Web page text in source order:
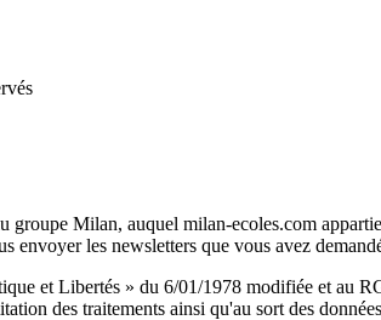
groupe Milan, auquel milan-ecoles.com
envoyer les newsletters que vous avez
et Libertés » du 6/01/1978 modifiée et au
des traitements ainsi qu'au sort des